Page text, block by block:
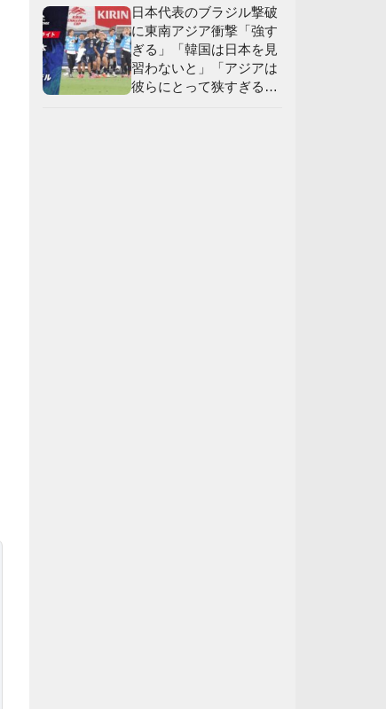
日本代表のブラジル撃破
に東南アジア衝撃「強す
ぎる」「韓国は日本を見
習わないと」「アジアは
彼らにとって狭すぎる」